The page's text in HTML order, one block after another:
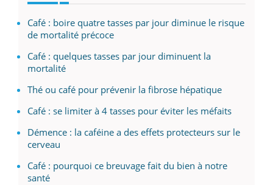
Café : boire quatre tasses par jour diminue le risque
de mortalité précoce
Café : quelques tasses par jour diminuent la
mortalité
Thé ou café pour prévenir la fibrose hépatique
Café : se limiter à 4 tasses pour éviter les méfaits
Démence : la caféine a des effets protecteurs sur le
cerveau
Café : pourquoi ce breuvage fait du bien à notre
santé